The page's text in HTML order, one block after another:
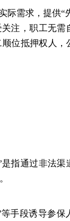
际需求，提供“
注，职工无
位抵押权人
指通过非法
手段诱导参